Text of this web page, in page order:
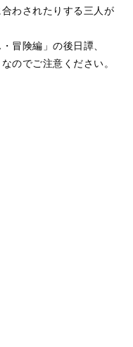
わされたりする三人が
冒険編」の後日譚、
のでご注意ください。